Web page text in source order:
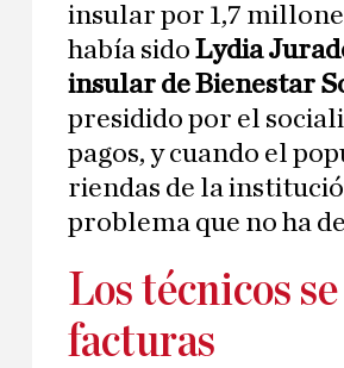
insular por 1,7
había sido Lydia
insular de Bienestar
presidido por el
pagos, y cuando el
riendas de la
problema que no ha
Los técnicos
facturas